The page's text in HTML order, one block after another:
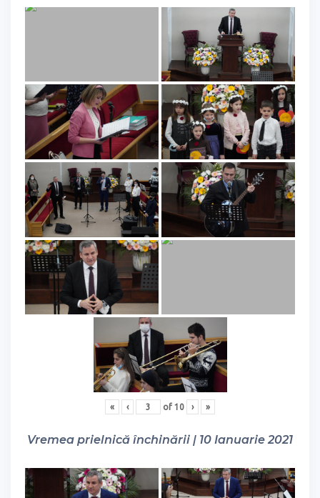
« ‹ of 10 › »
Vremea prielnică închinării | 10 Ianuarie 2021